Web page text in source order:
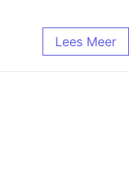
Lees Meer